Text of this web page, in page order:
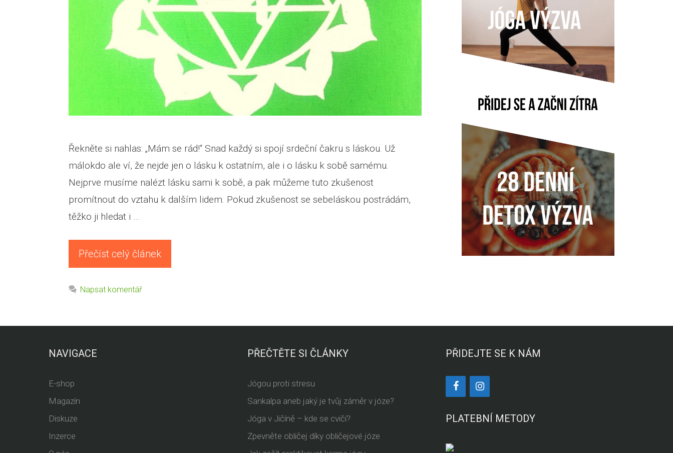
Řekněte si nahlas: „Mám se rád!“ Snad každý si spojí srdeční čakru s láskou. Už
málokdo ale ví, že nejde jen o lásku k ostatním, ale i o lásku k sobě samému.
Nejprve musíme nalézt lásku sami k sobě, a pak můžeme tuto zkušenost
promítnout do vztahu k dalším lidem. Pokud zkušenost se sebeláskou postrádám,
těžko ji hledat i …
Přečíst celý článek
Napsat komentář
NAVIGACE
E-shop
Magazín
Diskuze
Inzerce
PŘEČTĚTE SI ČLÁNKY
Jógou proti stresu
Sankalpa aneb jaký je tvůj záměr v józe?
Jóga v Jičíně – kde se cvičí?
Zpevněte obličej díky obličejové józe
PŘIDEJTE SE K NÁM
PLATEBNÍ METODY